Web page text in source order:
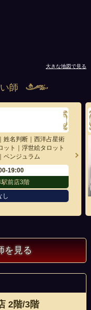
大きな地図で見る
師
姓名判断｜西洋占星術
ット｜浮世絵タロット
ペンジュラム
19:00
駅前店3階
し
を見る
2階/3階